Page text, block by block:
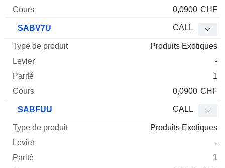
0,0900 CHF
SABV7U CALL
Produits Exotiques
-
1
0,0900 CHF
SABFUU CALL
Produits Exotiques
-
1